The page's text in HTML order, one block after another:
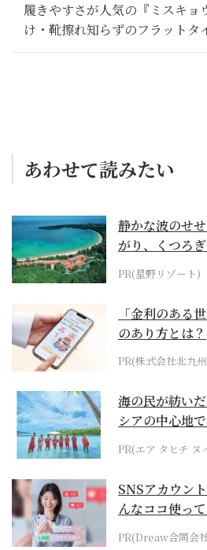
履きやすさが人気の『ミスキョ
け・靴擦れ知らずのフラットタ
E軽量エナメルコンビフラット
あわせて読みたい
静かな波のせ
がり、くつろ
ホテル by...
PR(星野リゾート)
「金利のある
のあり方とは？
PR(株式会社北九
海の民が紡い
シアの中心地
らみえてくる...
PR(エア タヒチ ヌ
SNSアカウン
んなココ使って
PR(Dreaw合同会